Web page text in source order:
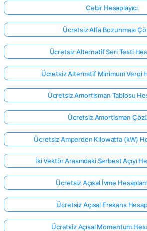
Cebir Hesaplayıcı
Ücretsiz Alfa Bozunması
Ücretsiz Alternatif Seri Testi
Ücretsiz Alternatif Minimum Vergi
Ücretsiz Amortisman Tablosu
Ücretsiz Amortisman
Ücretsiz Amperden Kilowatta (kW)
İki Vektör Arasındaki Serbest Açıyı
Ücretsiz Açısal İvme
Ücretsiz Açısal Frekans
Ücretsiz Açısal Momentum